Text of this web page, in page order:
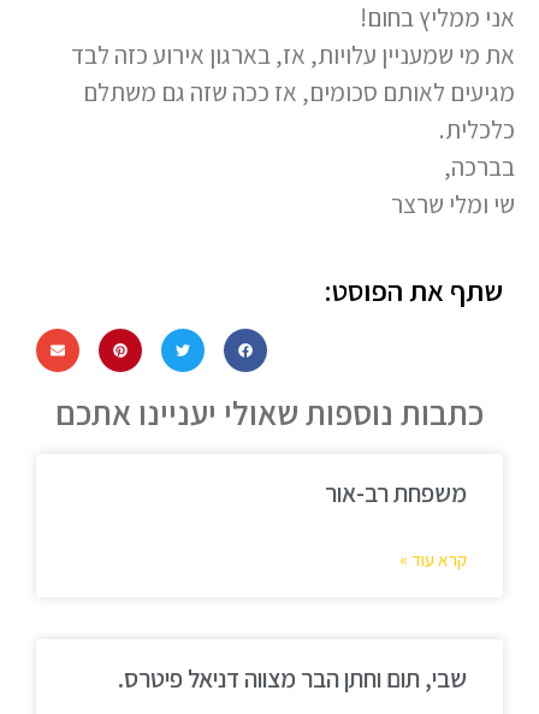
אני ממליץ בחום!
את מי שמעניין עלויות, אז, בארגון אירוע כזה לבד
מגיעים לאותם סכומים, אז ככה שזה גם משתלם
כלכלית.
בברכה,
שי ומלי שרצר
שתף את הפוסט:
כתבות נוספות שאולי יעניינו אתכם
משפחת רב-אור
קרא עוד »
שבי, תום וחתן הבר מצווה דניאל פיטרס.